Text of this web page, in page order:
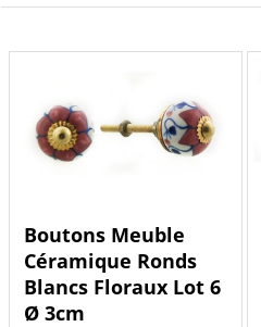
Boutons Meuble
Céramique Ronds
Blancs Floraux Lot 6
Ø 3cm